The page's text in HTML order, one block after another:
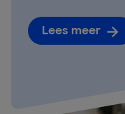
Lees meer